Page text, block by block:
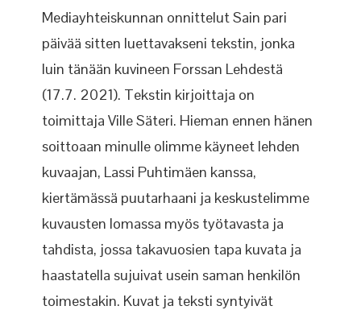
Mediayhteiskunnan onnittelut Sain pari
päivää sitten luettavakseni tekstin, jonka
luin tänään kuvineen Forssan Lehdestä
(17.7. 2021). Tekstin kirjoittaja on
toimittaja Ville Säteri. Hieman ennen hänen
soittoaan minulle olimme käyneet lehden
kuvaajan, Lassi Puhtimäen kanssa,
kiertämässä puutarhaani ja keskustelimme
kuvausten lomassa myös työtavasta ja
tahdista, jossa takavuosien tapa kuvata ja
haastatella sujuivat usein saman henkilön
toimestakin. Kuvat ja teksti syntyivät